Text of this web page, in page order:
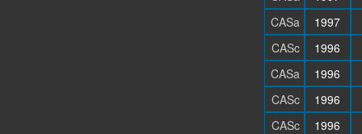
CASa
1997
CASc
1996
CASa
1996
CASc
1996
CASc
1996